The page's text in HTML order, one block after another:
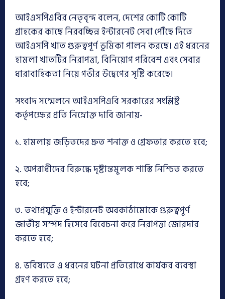
আইএসপিএবির নেতৃবৃন্দ বলেন, দেশের কোটি কোটি
গ্রাহকের কাছে নিরবচ্ছিন্ন ইন্টারনেট সেবা পৌঁছে দিতে
আইএসপি খাত গুরুত্বপূর্ণ ভূমিকা পালন করছে। এই ধরনের
হামলা খাতটির নিরাপত্তা, বিনিয়োগ পরিবেশ এবং সেবার
ধারাবাহিকতা নিয়ে গভীর উদ্বেগের সৃষ্টি করেছে।
সংবাদ সম্মেলনে আইএসপিএবি সরকারের সংশ্লিষ্ট
কর্তৃপক্ষের প্রতি নিম্নোক্ত দাবি জানায়-
১. হামলায় জড়িতদের দ্রুত শনাক্ত ও গ্রেফতার করতে হবে;
২. অপরাধীদের বিরুদ্ধে দৃষ্টান্তমূলক শাস্তি নিশ্চিত করতে
হবে;
৩. তথ্যপ্রযুক্তি ও ইন্টারনেট অবকাঠামোকে গুরুত্বপূর্ণ
জাতীয় সম্পদ হিসেবে বিবেচনা করে নিরাপত্তা জোরদার
করতে হবে;
৪. ভবিষ্যতে এ ধরনের ঘটনা প্রতিরোধে কার্যকর ব্যবস্থা
গ্রহণ করতে হবে;